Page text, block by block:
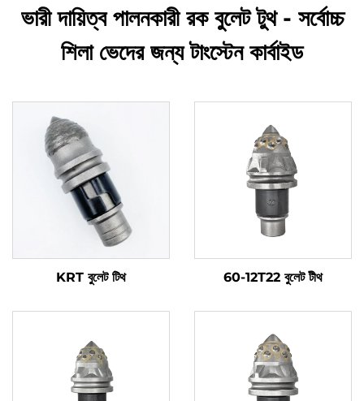
ভারী দায়িত্ব পালনকারী রক বুলেট টুথ - সর্বোচ্চ
শিলা ভেদের জন্য টাংস্টেন কার্বাইড
KRT বুলেট টিথ 60-12T22 বুলেট টীথ